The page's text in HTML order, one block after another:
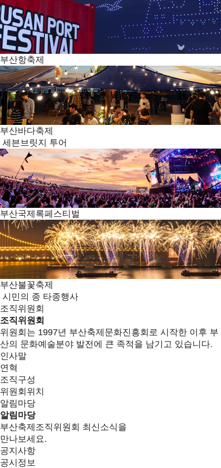
부산항축제
부산바다축제
세븐브릿지 투어
부산국제록페스티벌
부산불꽃축제
시민의 종 타종행사
조직위원회
조직위원회
위원회는 1997년 부산축제문화진흥회로 시작한 이후 부
산의 문화예술분야 발전에 큰 족적을 남기고 있습니다.
인사말
연혁
조직구성
위원회위치
알림마당
알림마당
부산축제조직위원회 최신소식을
만나보세요.
공지사항
공시정보